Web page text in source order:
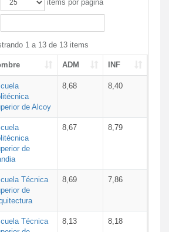
items por página
1 a 13 de 13 items
ADM INF
de Alcoy
8,68 8,40
de
8,67 8,79
Técnica
de
8,69 7,86
Técnica
8,13 8,18